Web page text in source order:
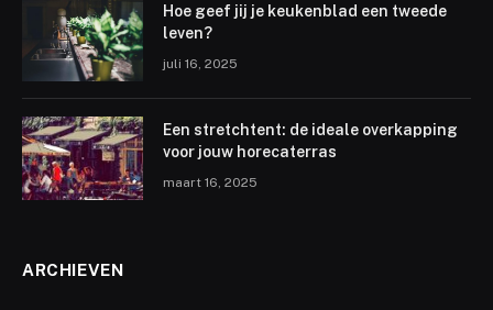
Hoe geef jij je keukenblad een tweede
leven?
juli 16, 2025
Een stretchtent: de ideale overkapping
voor jouw horecaterras
maart 16, 2025
ARCHIEVEN